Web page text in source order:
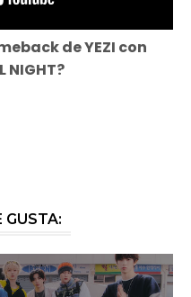
de YEZI con
NIGHT?
GUSTA: